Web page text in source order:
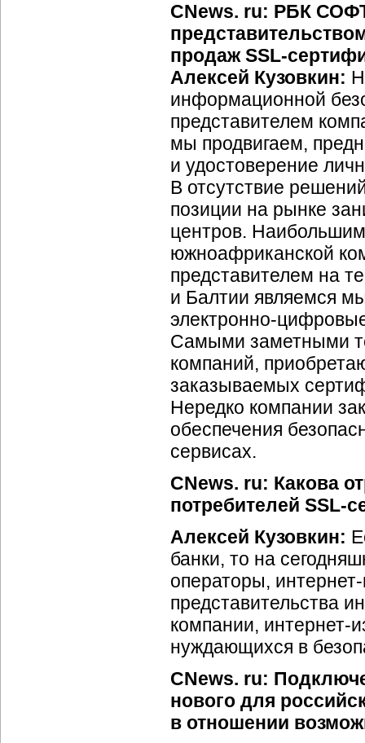
CNews. ru: РБК
продаж SSL-
Алексей Кузовкин:
информационной
представителем
мы продвигаем,
и удостоверение
В отсутствие
позиции на рынке
центров.
южноафриканской
представителем на
и Балтии являемся
электронно-
Самыми заметными
компаний,
заказываемых
Нередко компании
обеспечения
сервисах.
CNews. ru: Какова
потребителей SSL-
Алексей Кузовкин:
банки, то на
операторы,
представительства
компании, интернет-
нуждающихся в
CNews. ru:
нового для
в отношении